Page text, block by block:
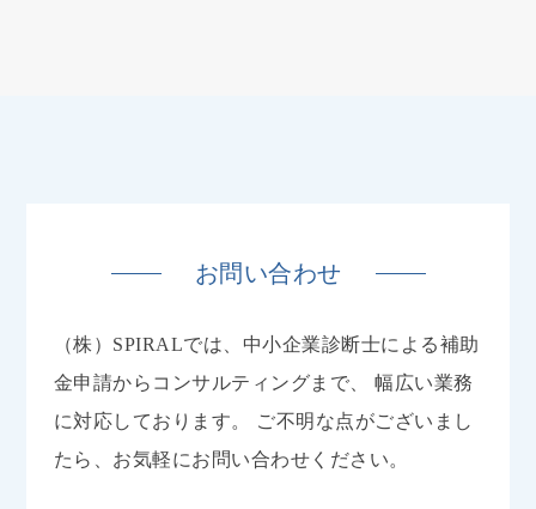
お問い合わせ
（株）SPIRALでは、中小企業診断士による補助
金申請からコンサルティングまで、
幅広い業務
に対応しております。
ご不明な点がございまし
たら、お気軽にお問い合わせください。